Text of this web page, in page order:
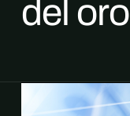
del oro